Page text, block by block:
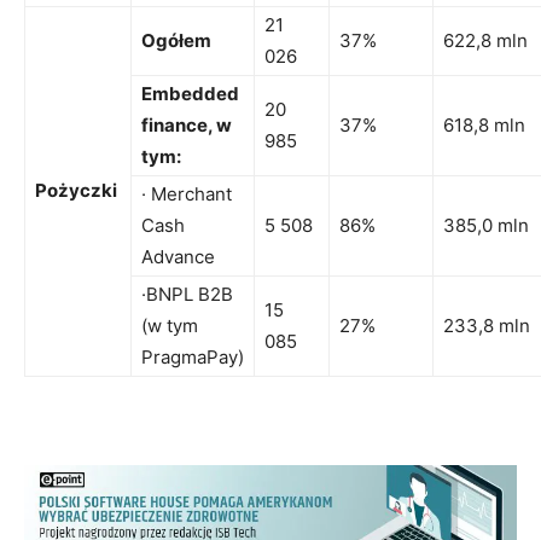
Pożyczki
Ogółem
21
026
37% 622,8 mln
Embedded
finance, w
tym:
20
985
37% 618,8 mln
· Merchant
Cash
Advance
5 508 86% 385,0 mln
·BNPL B2B
(w tym
PragmaPay)
15
085
27% 233,8 mln